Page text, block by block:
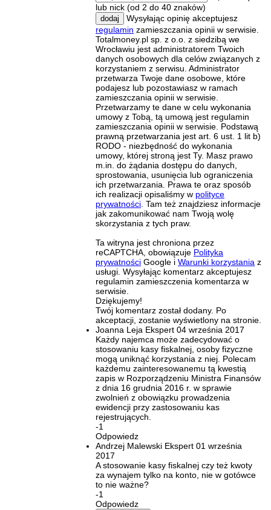
lub nick (od 2 do 40 znaków)
dodaj
Wysyłając opinię akceptujesz
regulamin zamieszczania opinii w serwisie.
Totalmoney.pl sp. z o.o. z siedzibą we
Wrocławiu jest administratorem Twoich
danych osobowych dla celów związanych z
korzystaniem z serwisu. Administrator
przetwarza Twoje dane osobowe, które
podajesz lub pozostawiasz w ramach
zamieszczania opinii w serwisie.
Przetwarzamy te dane w celu wykonania
umowy z Tobą, tą umową jest regulamin
zamieszczania opinii w serwisie. Podstawą
prawną przetwarzania jest art. 6 ust. 1 lit b)
RODO - niezbędność do wykonania
umowy, której stroną jest Ty. Masz prawo
m.in. do żądania dostępu do danych,
sprostowania, usunięcia lub ograniczenia
ich przetwarzania. Prawa te oraz sposób
ich realizacji opisaliśmy w polityce
prywatności . Tam też znajdziesz informacje
jak zakomunikować nam Twoją wolę
skorzystania z tych praw.
Ta witryna jest chroniona przez
reCAPTCHA, obowiązuje Polityka
prywatności Google i Warunki korzystania z
usługi. Wysyłając komentarz akceptujesz
regulamin zamieszczenia komentarza w
serwisie.
Dziękujemy!
Twój komentarz został dodany. Po
akceptacji, zostanie wyświetlony na stronie.
Joanna Leja Ekspert 04 września 2017
Każdy najemca może zadecydować o
stosowaniu kasy fiskalnej, osoby fizyczne
mogą uniknąć korzystania z niej. Polecam
każdemu zainteresowanemu tą kwestią
zapis w Rozporządzeniu Ministra Finansów
z dnia 16 grudnia 2016 r. w sprawie
zwolnień z obowiązku prowadzenia
ewidencji przy zastosowaniu kas
rejestrujących.
-1
Odpowiedz
Andrzej Malewski Ekspert 01 września
2017
A stosowanie kasy fiskalnej czy też kwoty
za wynajem tylko na konto, nie w gotówce
to nie ważne?
-1
Odpowiedz